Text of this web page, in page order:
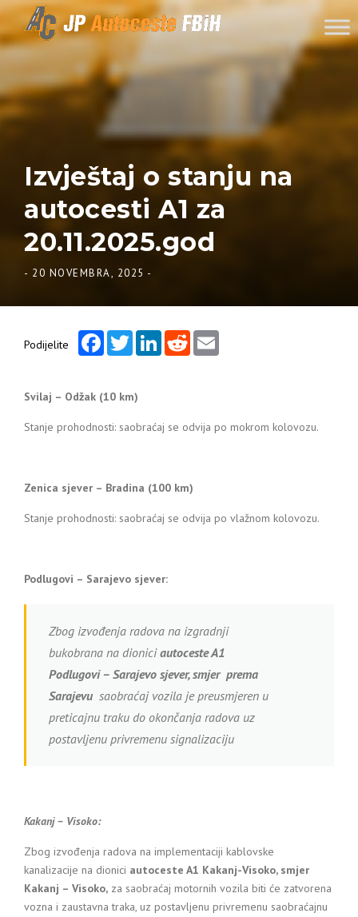
Skip to content
Izvještaj o stanju na
autocesti A1 za
20.11.2025.god
- 20 NOVEMBRA, 2025 -
Podijelite
FacebookTwitterLinkedInReddit
Svilaj – Odžak (10 km)
Stanje prohodnosti: saobraćaj se odvija po mokrom kolovozu.
Zenica sjever – Bradina (100 km)
Stanje prohodnosti: saobraćaj se odvija po vlažnom kolovozu.
Podlugovi – Sarajevo sjever:
Zbog izvođenja radova na izgradnji
bukobrana na dioniciautoceste A1
Podlugovi – Sarajevo sjever, smjer prema
Sarajevu saobraćaj vozila je preusmjeren u
preticajnu traku do okončanja radova uz
postavljenu privremenu signalizaciju
Kakanj – Visoko:
Zbog izvođenja radova na implementaciji kablovske
kanalizacije na dionici autoceste A1 Kakanj-Visoko, smjer
Kakanj – Visoko, za saobraćaj motornih vozila biti će zatvorena
vozna i zaustavna traka, uz postavljenu privremenu saobraćajnu